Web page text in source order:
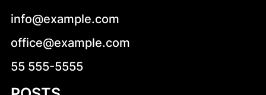
info@example.com
office@example.com
55 555-5555